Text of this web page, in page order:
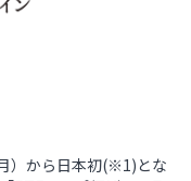
）から日本初(※1)とな